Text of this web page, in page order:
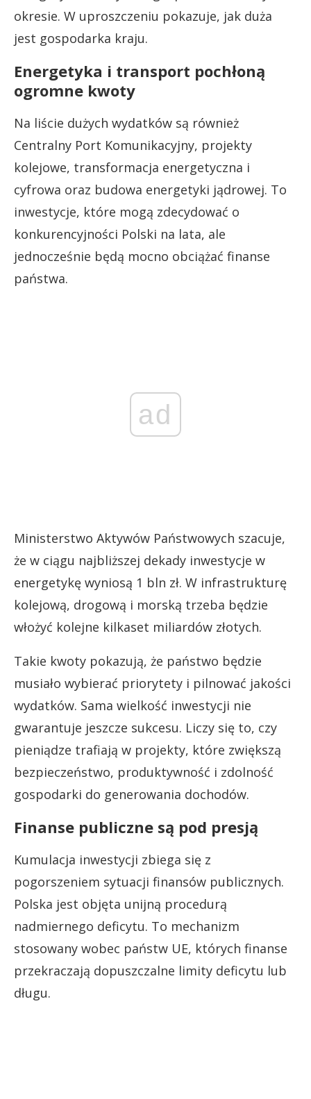
okresie. W uproszczeniu pokazuje, jak duża
jest gospodarka kraju.
Energetyka i transport pochłoną
ogromne kwoty
Na liście dużych wydatków są również
Centralny Port Komunikacyjny, projekty
kolejowe, transformacja energetyczna i
cyfrowa oraz budowa energetyki jądrowej. To
inwestycje, które mogą zdecydować o
konkurencyjności Polski na lata, ale
jednocześnie będą mocno obciążać finanse
państwa.
ad
Ministerstwo Aktywów Państwowych szacuje,
że w ciągu najbliższej dekady inwestycje w
energetykę wyniosą 1 bln zł. W infrastrukturę
kolejową, drogową i morską trzeba będzie
włożyć kolejne kilkaset miliardów złotych.
Takie kwoty pokazują, że państwo będzie
musiało wybierać priorytety i pilnować jakości
wydatków. Sama wielkość inwestycji nie
gwarantuje jeszcze sukcesu. Liczy się to, czy
pieniądze trafiają w projekty, które zwiększą
bezpieczeństwo, produktywność i zdolność
gospodarki do generowania dochodów.
Finanse publiczne są pod presją
Kumulacja inwestycji zbiega się z
pogorszeniem sytuacji finansów publicznych.
Polska jest objęta unijną procedurą
nadmiernego deficytu. To mechanizm
stosowany wobec państw UE, których finanse
przekraczają dopuszczalne limity deficytu lub
długu.